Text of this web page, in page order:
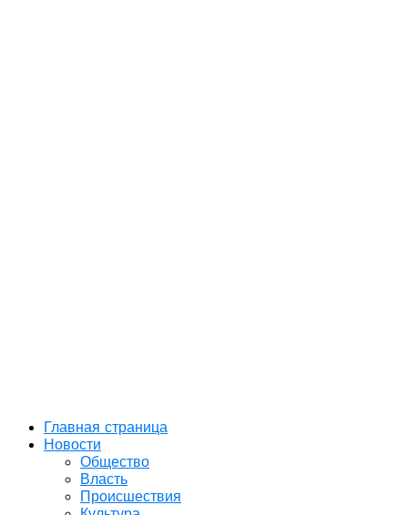
Главная страница
Новости
Общество
Власть
Происшествия